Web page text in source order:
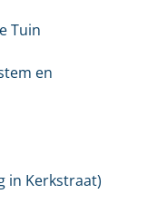
Tuin
en
in Kerkstraat)